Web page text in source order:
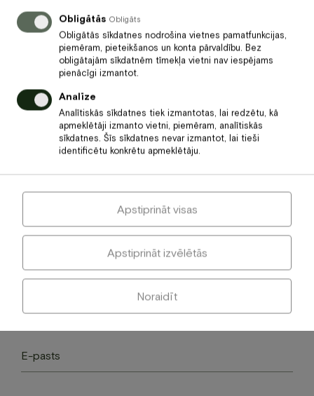
dabas tuvums piešķir šiem mirkļiem īpašu burvību.
Nepalaidiet garām īpašos piedāvājumus!
Obligātās Obligāts
Obligātās sīkdatnes nodrošina vietnes pamatfunkcijas,
piemēram, pieteikšanos un konta pārvaldību. Bez
obligātajām sīkdatnēm tīmekļa vietni nav iespējams
pienācīgi izmantot.
Analīze
Analītiskās sīkdatnes tiek izmantotas, lai redzētu, kā
apmeklētāji izmanto vietni, piemēram, analītiskās
sīkdatnes. Šīs sīkdatnes nevar izmantot, lai tieši
identificētu konkrētu apmeklētāju.
Noraidīt
Apstiprināt izvēlētās
Apstiprināt visas